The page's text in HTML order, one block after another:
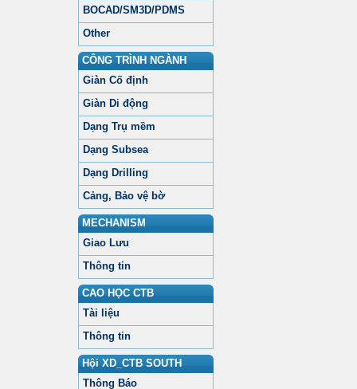
BOCAD/SM3D/PDMS
Other
CÔNG TRÌNH NGÀNH
Giàn Cố định
Giàn Di động
Dạng Trụ mềm
Dạng Subsea
Dạng Drilling
Cảng, Bảo vệ bờ
MECHANISM
Giao Lưu
Thông tin
CAO HỌC CTB
Tài liệu
Thông tin
Hội XD_CTB SOUTH
Thông Báo